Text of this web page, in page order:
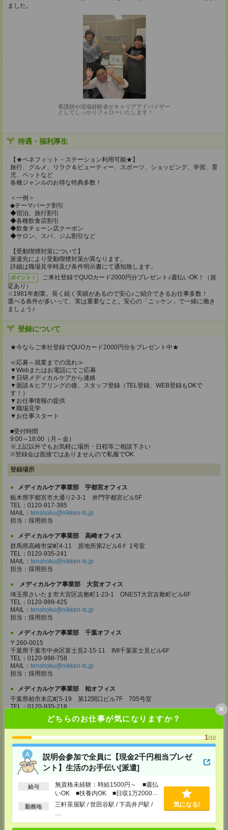
どちらのお仕事が気になりますか？
1/10
説明会参加で全員に【現金2千円相当プレゼ
ント】生活のお手伝い[派遣]
給与
無資格未経験：時給1500円～ ■週払
いOK ■扶養内OK ■日収1万2000円
以上
勤務地
三軒茶屋駅 / 世田谷駅 / 下高井戸駅 /
気になる!
×
ました。
看護師や現場経験者がキャリアアドバイザー
としてしっかりフォローいたします！
待遇・福利厚生
【★ベネフィット・ステーション利用可能★】
旅行、グルメ、リラク＆ビューティー、スポーツ、ショッピング、学習、育
児、ペットなど
各種ジャンルのお得な特典多数！
＜一例＞
◆テーマパーク割引
◆宿泊、旅行割引
◆各種飲食店割引
◆飲食チェーン店クーポン
◆サロン、スパ、ジム割引など
【受動喫煙対策について】
派遣先により受動喫煙対策が異なります。
詳細は職場見学時及び条件明示書にて通知致します。
ポイント！
ご来社登録でQUOカード2000円分プレゼント♪週払いOK！（規
定あり）
☆1981年創業。長く続く実績があるので安心♪ご紹介できるお仕事多数！
選べる条件が多いって、実は重要なこと。安心の「ニッケン」で一緒に働き
ましょう♪
登録について
★今ならご来社登録でQUOカード2000円分をプレゼント中★
≪応募～就業までの流れ≫
▼Webまたはお電話にてご応募
▼日研メディカルケアから連絡
▼面談＆ヒアリングの後、スタッフ登録（TEL登録、WEB登録もOKで
す！）
▼お仕事情報の提供
▼職場見学
▼お仕事スタート
■受付時間
9:00～18:00（月～金）
※上記以外でもお気軽に場所・日程等ご相談下さい
※登録会は面接ではありませんので私服でOK
登録場所
メディカルケア事業部 宇都宮オフィス
栃木県宇都宮市大通り2-3-1 井門宇都宮ビル5F
TEL：0120-917-385
MAIL： tenshoku@nikken-ts.jp
担当：採用担当
メディカルケア事業部 高崎オフィス
群馬県高崎市栄町4-11 原地所第2ビル6Ｆ 1号室
TEL：0120-935-241
MAIL： tenshoku@nikken-ts.jp
担当：採用担当
メディカルケア事業部 大宮オフィス
埼玉県さいたま市大宮区吉敷町1-23-1 ONEST大宮吉敷町ビル6F
TEL：0120-989-425
MAIL： tenshoku@nikken-ts.jp
担当：採用担当
メディカルケア事業部 千葉オフィス
〒260-0015
千葉県千葉市中央区富士見2-15-11 IMI千葉富士見ビル6F
TEL：0120-998-758
MAIL： tenshoku@nikken-ts.jp
担当：採用担当
メディカルケア事業部 柏オフィス
千葉県柏市末広町5-19 第12関口ビル7F 705号室
TEL：0120-935-218
tenshoku@nikken-ts.jp
担当：採用担当
メディカルケア事業部 新宿オフィス
東京都新宿区新宿2-3-10 新宿御苑ビル6階
TEL：0120-457-235
MAIL：tenshoku@nikken-ts.jp
担当：採用担当
メディカルケア事業部 立川事業所
東京都立川市錦町1-12-14
TEL：0120-934-200
MAIL：tenshoku@nikken-ts.jp